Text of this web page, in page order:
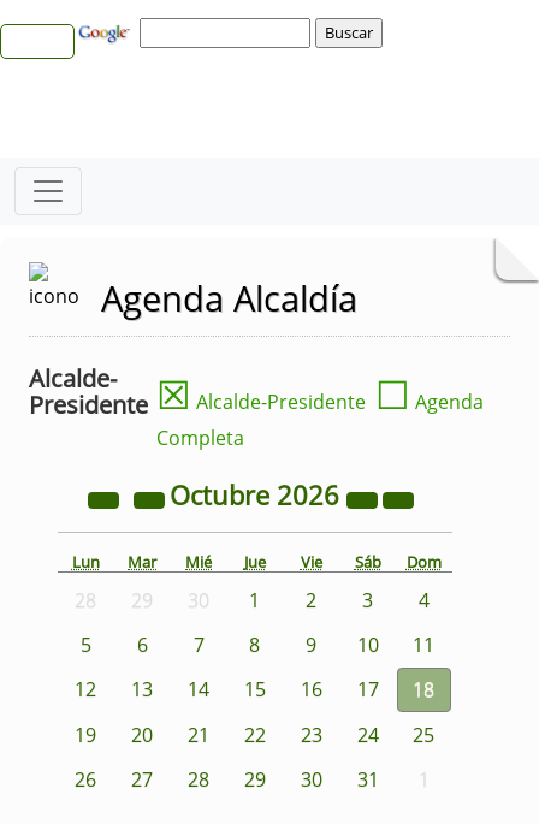
Agenda Alcaldía
Alcalde-
Presidente ☒ Alcalde-Presidente ☐ Agenda
Completa
Octubre 2026
Lun Mar Mié Jue Vie Sáb Dom
28 29 30 1 2 3
4
5
6 7 8 9 10
11
12
13 14 15 16 17
18
19
20 21 22 23 24
25
26
27 28 29 30 31 1